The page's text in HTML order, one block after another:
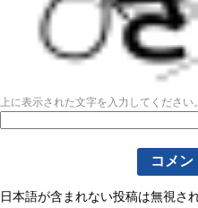
上に表示された文字を入力してください。
日本語が含まれない投稿は無視さ